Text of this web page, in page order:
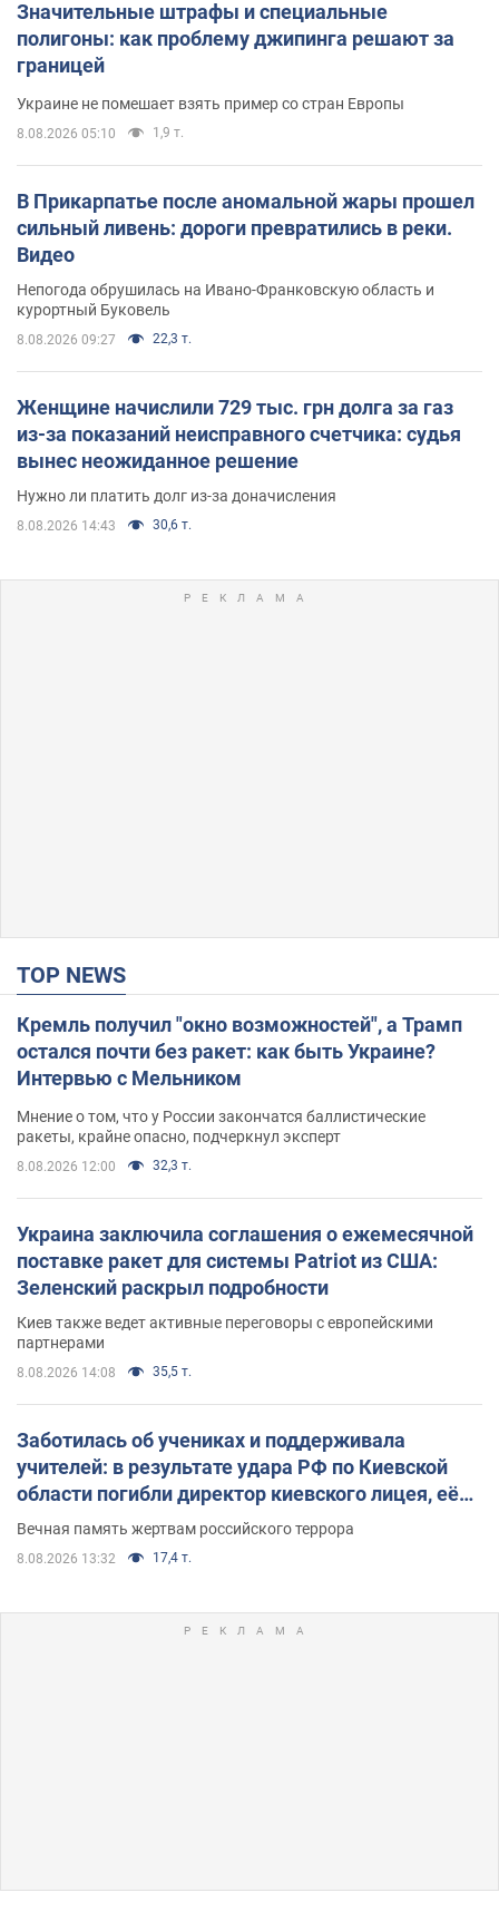
Значительные штрафы и специальные
полигоны: как проблему джипинга решают за
границей
Украине не помешает взять пример со стран Европы
8.08.2026 05:10 1,9 т.
В Прикарпатье после аномальной жары прошел
сильный ливень: дороги превратились в реки.
Видео
Непогода обрушилась на Ивано-Франковскую область и
курортный Буковель
8.08.2026 09:27 22,3 т.
Женщине начислили 729 тыс. грн долга за газ
из-за показаний неисправного счетчика: судья
вынес неожиданное решение
Нужно ли платить долг из-за доначисления
8.08.2026 14:43 30,6 т.
TOP NEWS
Кремль получил "окно возможностей", а Трамп
остался почти без ракет: как быть Украине?
Интервью с Мельником
Мнение о том, что у России закончатся баллистические
ракеты, крайне опасно, подчеркнул эксперт
8.08.2026 12:00 32,3 т.
Украина заключила соглашения о ежемесячной
поставке ракет для системы Patriot из США:
Зеленский раскрыл подробности
Киев также ведет активные переговоры с европейскими
партнерами
8.08.2026 14:08 35,5 т.
Заботилась об учениках и поддерживала
учителей: в результате удара РФ по Киевской
области погибли директор киевского лицея, её
муж и внук
Вечная память жертвам российского террора
8.08.2026 13:32 17,4 т.